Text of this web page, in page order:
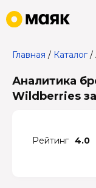
Главная / Каталог/
Аналитика
Wildberries за
Рейтинг 4.0